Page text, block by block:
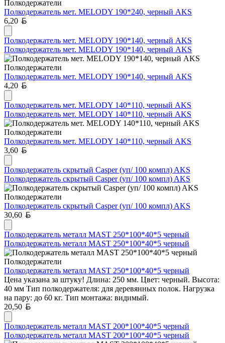
Полкодержатели
Полкодержатель мет. MELODY 190*240, черный AKS
6,20
Полкодержатель мет. MELODY 190*140, черный AKS
Полкодержатель мет. MELODY 190*140, черный AKS
Полкодержатели
Полкодержатель мет. MELODY 190*140, черный AKS
4,20
Полкодержатель мет. MELODY 140*110, черный AKS
Полкодержатель мет. MELODY 140*110, черный AKS
Полкодержатели
Полкодержатель мет. MELODY 140*110, черный AKS
3,60
Полкодержатель скрытый Casper (уп/ 100 компл) AKS
Полкодержатель скрытый Casper (уп/ 100 компл) AKS
Полкодержатели
Полкодержатель скрытый Casper (уп/ 100 компл) AKS
30,60
Полкодержатель металл MAST 250*100*40*5 черный
Полкодержатель металл MAST 250*100*40*5 черный
Полкодержатели
Полкодержатель металл MAST 250*100*40*5 черный
Цена указана за штуку! Длина: 250 мм. Цвет: черный. Высота:
40 мм Тип полкодержателя: для деревянных полок. Нагрузка
на пару: до 60 кг. Тип монтажа: видимый.
20,50
Полкодержатель металл MAST 200*100*40*5 черный
Полкодержатель металл MAST 200*100*40*5 черный